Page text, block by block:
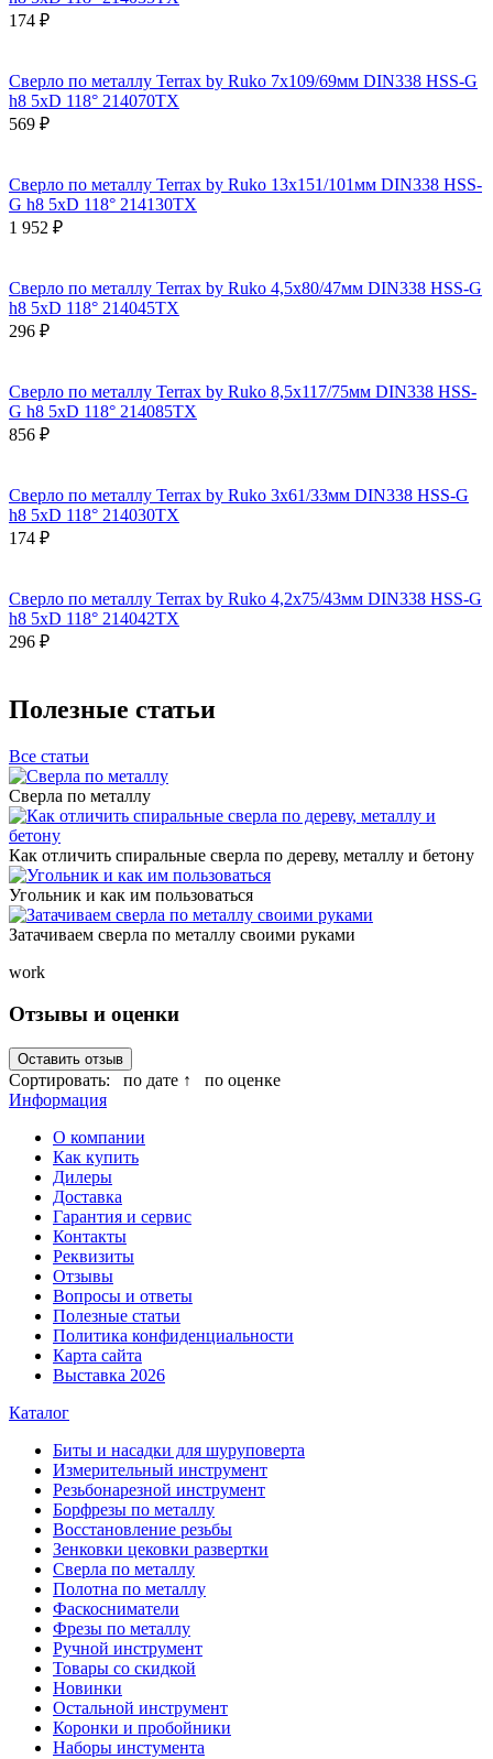
174 ₽
Сверло по металлу Terrax by Ruko 7x109/69мм DIN338 HSS-G
h8 5xD 118° 214070TX
569 ₽
Сверло по металлу Terrax by Ruko 13x151/101мм DIN338 HSS-
G h8 5xD 118° 214130TX
1 952 ₽
Сверло по металлу Terrax by Ruko 4,5x80/47мм DIN338 HSS-G
h8 5xD 118° 214045TX
296 ₽
Сверло по металлу Terrax by Ruko 8,5x117/75мм DIN338 HSS-
G h8 5xD 118° 214085TX
856 ₽
Сверло по металлу Terrax by Ruko 3x61/33мм DIN338 HSS-G
h8 5xD 118° 214030TX
174 ₽
Сверло по металлу Terrax by Ruko 4,2x75/43мм DIN338 HSS-G
h8 5xD 118° 214042TX
296 ₽
Полезные статьи
Все статьи
Сверла по металлу
Как отличить спиральные сверла по дереву, металлу и бетону
Угольник и как им пользоваться
Затачиваем сверла по металлу своими руками
work
Отзывы и оценки
Оставить отзыв
Сортировать: по дате ↑
по оценке
Информация
О компании
Как купить
Дилеры
Доставка
Гарантия и сервис
Контакты
Реквизиты
Отзывы
Вопросы и ответы
Полезные статьи
Политика конфиденциальности
Карта сайта
Выставка 2026
Каталог
Биты и насадки для шуруповерта
Измерительный инструмент
Резьбонарезной инструмент
Борфрезы по металлу
Восстановление резьбы
Зенковки цековки развертки
Сверла по металлу
Полотна по металлу
Фаскосниматели
Фрезы по металлу
Ручной инструмент
Товары со скидкой
Новинки
Остальной инструмент
Коронки и пробойники
Наборы инстумента